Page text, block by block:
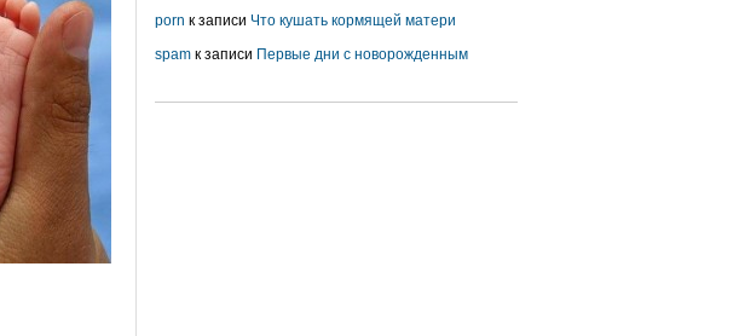
porn к записи Что кушать кормящей матери
spam к записи Первые дни с новорожденным